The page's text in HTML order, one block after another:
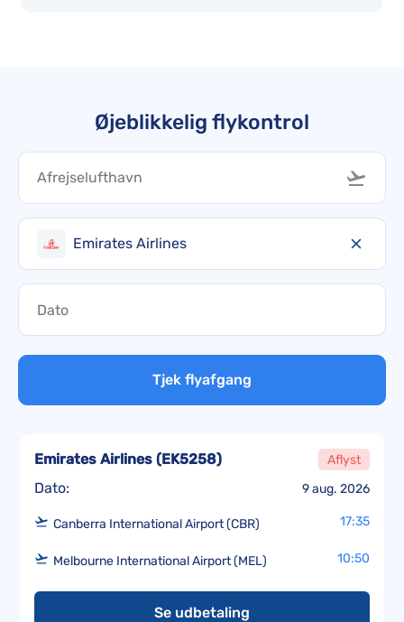
Øjeblikkelig flykontrol
Emirates Airlines
Tjek flyafgang
Dato: 9 aug. 2026
Emirates Airlines (EK5258) Aflyst
Canberra International Airport (CBR) 17:35
Melbourne International Airport (MEL) 10:50
Se udbetaling